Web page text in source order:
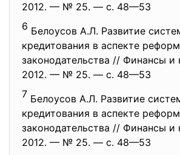
2012. — № 25. — с. 48—53
6 Белоусов А.Л. Развитие
кредитования в аспекте
законодательства // Финансы и
2012. — № 25. — с. 48—53
7 Белоусов А.Л. Развитие
кредитования в аспекте
законодательства // Финансы и
2012. — № 25. — с. 48—53